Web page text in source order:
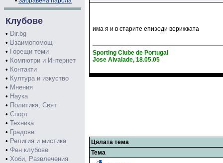
Клубове
• Dir.bg
• Взаимопомощ
• Горещи теми
• Компютри и Интернет
• Контакти
• Култура и изкуство
• Мнения
• Наука
• Политика, Свят
• Спорт
• Техника
• Градове
• Религия и мистика
• Фен клубове
• Хоби, Развлечения
има я и в старите епизоди верижката
Sporting Clube de Portugal
Jose Alvalade, 18.05.05
Цялата тема
Тема